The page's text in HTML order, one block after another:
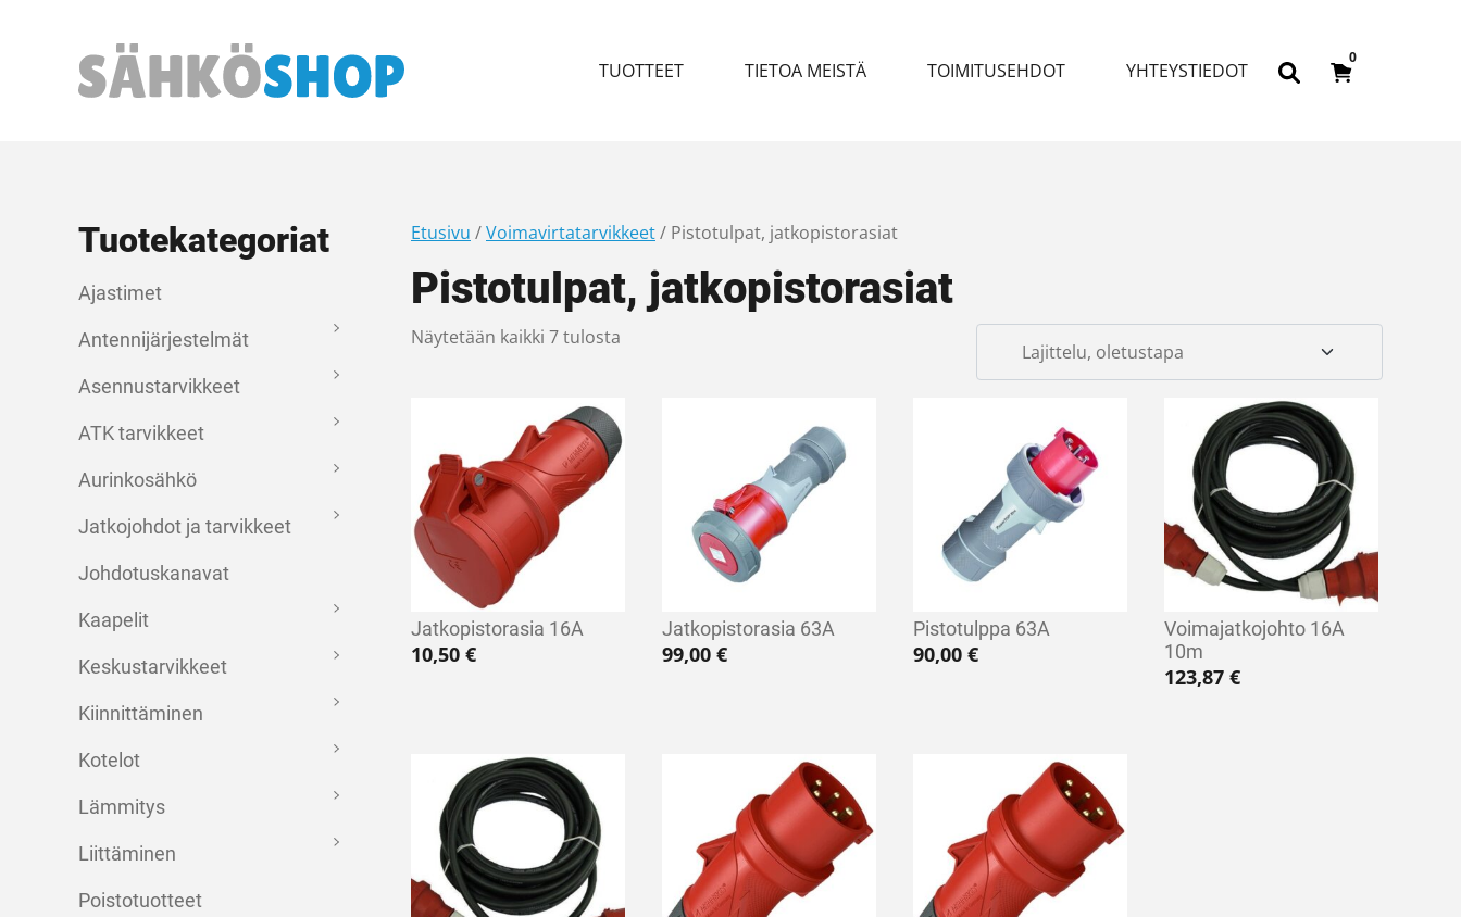
Päävalikko TUOTTEET TIETOA MEISTÄ TOIMITUSEHDOT YHTEYSTIEDOT
0
Tuotekategoriat
Ajastimet
Antennijärjestelmät
Asennustarvikkeet
ATK tarvikkeet
Aurinkosähkö
Jatkojohdot ja tarvikkeet
Johdotuskanavat
Kaapelit
Keskustarvikkeet
Kiinnittäminen
Kotelot
Lämmitys
Liittäminen
Poistotuotteet
Etusivu /Voimavirtatarvikkeet/ Pistotulpat, jatkopistorasiat
Pistotulpat, jatkopistorasiat
Näytetään kaikki 7 tulosta
Jatkopistorasia 16A
10,50 €
Jatkopistorasia 63A
99,00€
Pistotulppa 63A
90,00€
Voimajatkojohto 16A
10m
123,87€